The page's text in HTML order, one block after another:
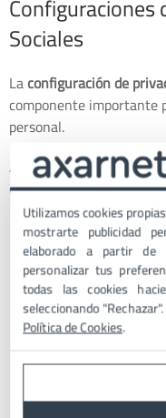
Configuraciones
Sociales
Laconfiguración de
componente importante
personal.
A continuación, te
configuraciones de
Revisión Periódica
redes sociales
opciones de
configuraciones
preferencias de
tus necesidades
Control de la
puede ver tus
de tus redes
Utilizamos cookies
mostrarte publicidad
elaborado a partir de
personalizar tus
todas las cookies
seleccionando
Política de Cookies.